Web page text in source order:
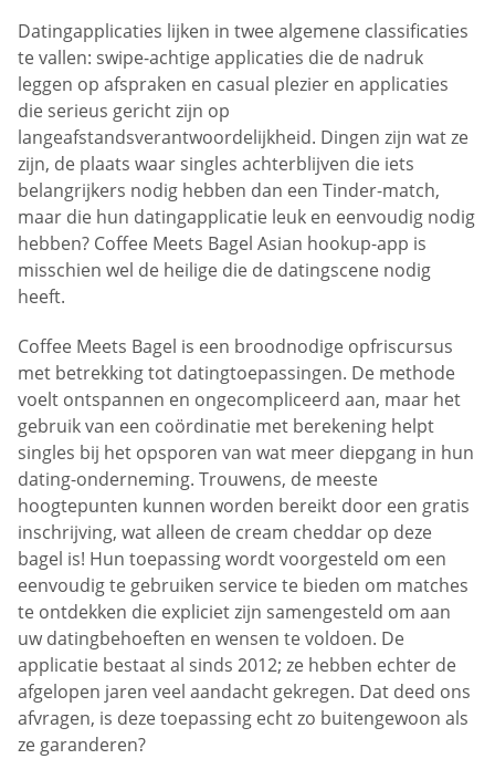
Datingapplicaties lijken in twee algemene classificaties
te vallen: swipe-achtige applicaties die de nadruk
leggen op afspraken en casual plezier en applicaties
die serieus gericht zijn op
langeafstandsverantwoordelijkheid. Dingen zijn wat ze
zijn, de plaats waar singles achterblijven die iets
belangrijkers nodig hebben dan een Tinder-match,
maar die hun datingapplicatie leuk en eenvoudig nodig
hebben? Coffee Meets Bagel Asian hookup-app is
misschien wel de heilige die de datingscene nodig
heeft.
Coffee Meets Bagel is een broodnodige opfriscursus
met betrekking tot datingtoepassingen. De methode
voelt ontspannen en ongecompliceerd aan, maar het
gebruik van een coördinatie met berekening helpt
singles bij het opsporen van wat meer diepgang in hun
dating-onderneming. Trouwens, de meeste
hoogtepunten kunnen worden bereikt door een gratis
inschrijving, wat alleen de cream cheddar op deze
bagel is! Hun toepassing wordt voorgesteld om een
eenvoudig te gebruiken service te bieden om matches
te ontdekken die expliciet zijn samengesteld om aan
uw datingbehoeften en wensen te voldoen. De
applicatie bestaat al sinds 2012; ze hebben echter de
afgelopen jaren veel aandacht gekregen. Dat deed ons
afvragen, is deze toepassing echt zo buitengewoon als
ze garanderen?